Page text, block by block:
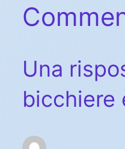
Una
bicchiere